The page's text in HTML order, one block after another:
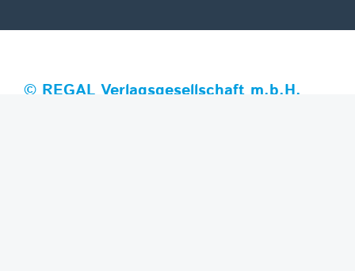
© REGAL Verlagsgesellschaft m.b.H.